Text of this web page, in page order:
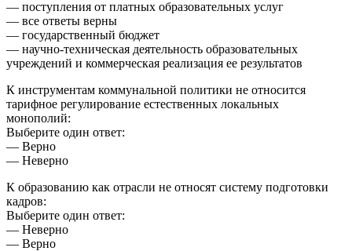
— поступления от платных образовательных услуг
— все ответы верны
— государственный бюджет
— научно-техническая деятельность образовательных
учреждений и коммерческая реализация ее результатов
К инструментам коммунальной политики не относится
тарифное регулирование естественных локальных
монополий:
Выберите один ответ:
— Верно
— Неверно
К образованию как отрасли не относят систему подготовки
кадров:
Выберите один ответ:
— Неверно
— Верно